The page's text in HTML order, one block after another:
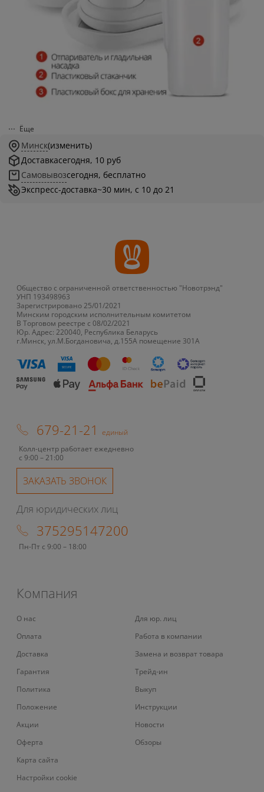
Ёще
Минск(изменить)
Доставкасегодня, 10 руб
Самовывозсегодня, бесплатно
Экспресс-доставка~30 мин, с 10 до 21
Общество с ограниченной ответственностью "Новотрэнд"
УНП 193498963
Зарегистрировано 25/01/2021
Минским городским исполнительным комитетом
В Торговом реестре с 08/02/2021
Юр. Адрес: 220040, Республика Беларусь
г.Минск, ул.М.Богдановича, д.155А помещение 301А
679-21-21
единый
Колл-центр работает ежедневно
с 9:00 – 21:00
ЗАКАЗАТЬ ЗВОНОК
Для юридических лиц
375295147200
Пн-Пт с 9:00 – 18:00
Компания
О нас
Оплата
Доставка
Гарантия
Политика
Положение
Акции
Оферта
Карта сайта
Настройки cookie
Для юр. лиц
Работа в компании
Замена и возврат товара
Трейд-ин
Выкуп
Инструкции
Новости
Обзоры